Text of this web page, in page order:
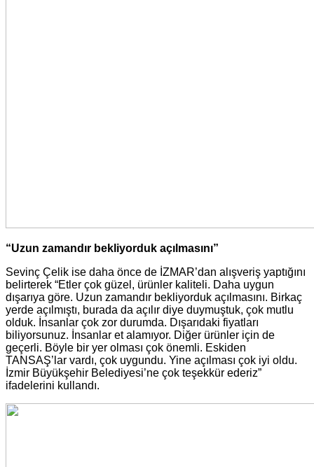
“Uzun zamandır bekliyorduk açılmasını”
Sevinç Çelik ise daha önce de İZMAR’dan alışveriş yaptığını
belirterek “Etler çok güzel, ürünler kaliteli. Daha uygun
dışarıya göre. Uzun zamandır bekliyorduk açılmasını. Birkaç
yerde açılmıştı, burada da açılır diye duymuştuk, çok mutlu
olduk. İnsanlar çok zor durumda. Dışarıdaki fiyatları
biliyorsunuz. İnsanlar et alamıyor. Diğer ürünler için de
geçerli. Böyle bir yer olması çok önemli. Eskiden
TANSAŞ’lar vardı, çok uygundu. Yine açılması çok iyi oldu.
İzmir Büyükşehir Belediyesi’ne çok teşekkür ederiz”
ifadelerini kullandı.